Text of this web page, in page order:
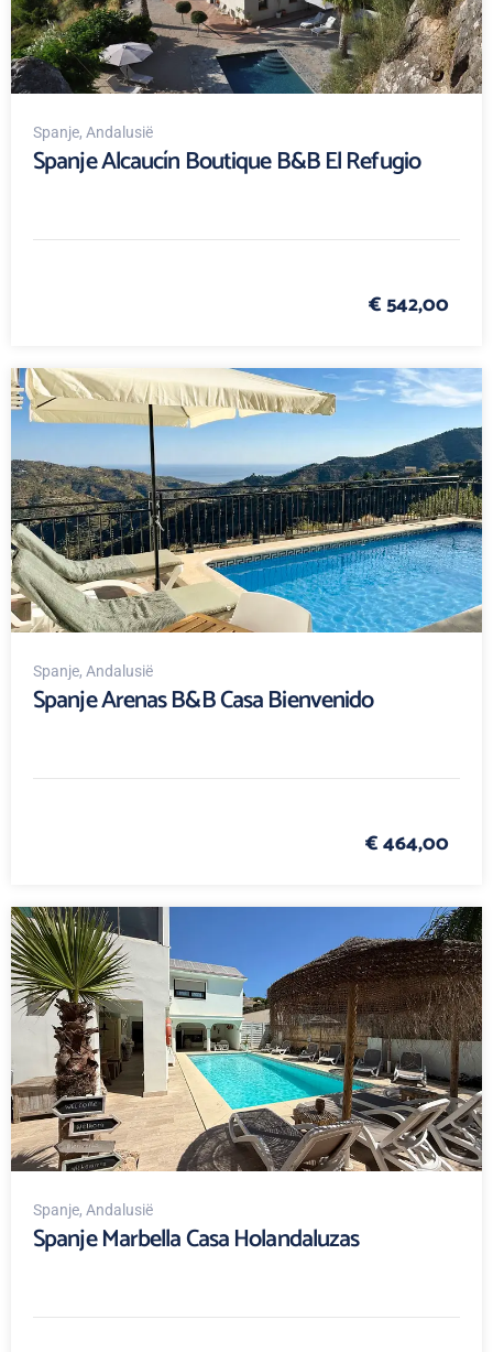
Spanje, Andalusië
Spanje Alcaucín Boutique B&B El Refugio
€ 542,00
Spanje, Andalusië
Spanje Arenas B&B Casa Bienvenido
€ 464,00
Spanje, Andalusië
Spanje Marbella Casa Holandaluzas